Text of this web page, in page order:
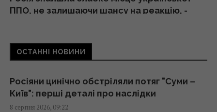
ППО, не залишаючи шансу на реакцію, -
просто смакота: рецепт із гарбузовим
насінням
08:30 субота, 08 серпня 2026
ОСТАННІ НОВИНИ
Росіяни цинічно обстріляли потяг "Суми –
Київ": перші деталі про наслідки
8 серпня 2026, 09:22